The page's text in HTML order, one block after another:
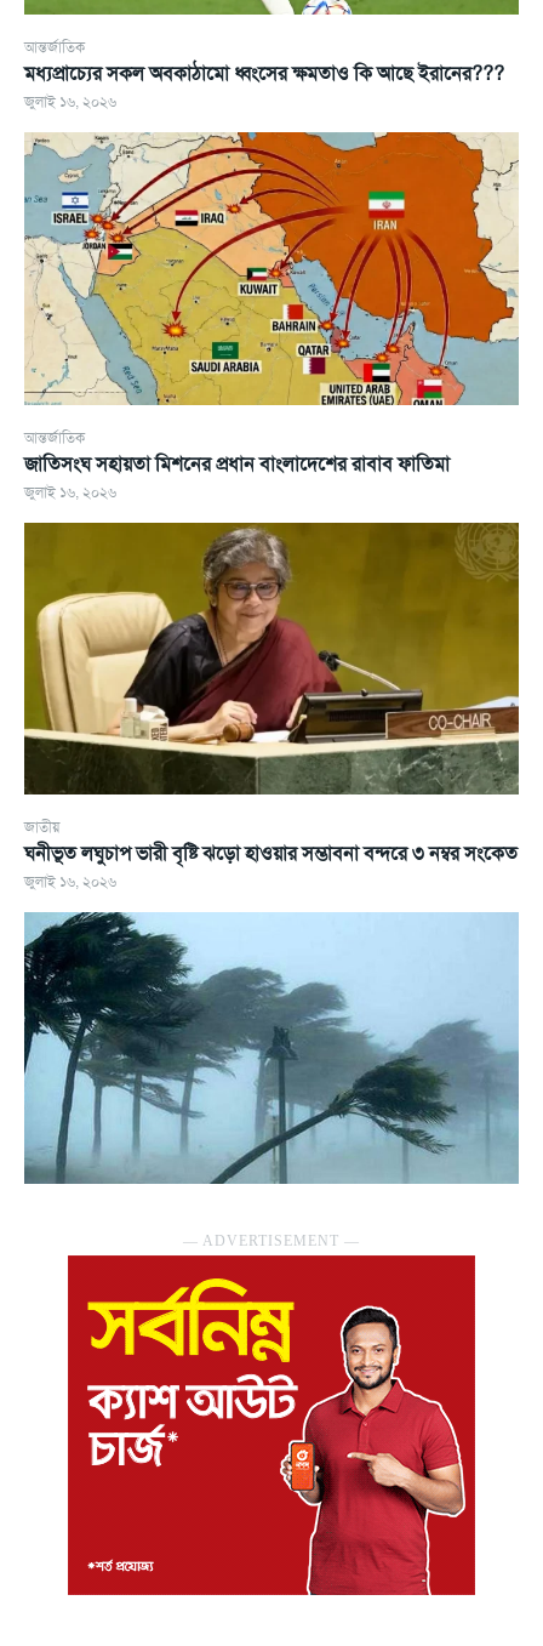
আন্তর্জাতিক
মধ্যপ্রাচ্যের সকল অবকাঠামো ধ্বংসের ক্ষমতাও কি আছে ইরানের???
জুলাই ১৬, ২০২৬
আন্তর্জাতিক
জাতিসংঘ সহায়তা মিশনের প্রধান বাংলাদেশের রাবাব ফাতিমা
জুলাই ১৬, ২০২৬
জাতীয়
ঘনীভূত লঘুচাপ ভারী বৃষ্টি ঝড়ো হাওয়ার সম্ভাবনা বন্দরে ৩ নম্বর সংকেত
জুলাই ১৬, ২০২৬
― ADVERTISEMENT ―